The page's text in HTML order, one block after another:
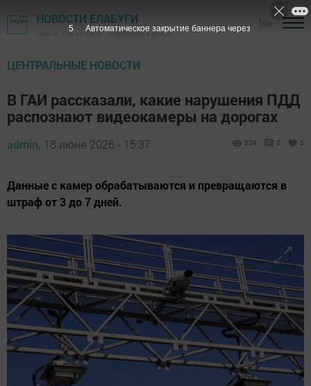
НОВОСТИ ЕЛАБУГИ
Газета "Новая Кама" - Елабужский район
ЦЕНТРАЛЬНЫЕ НОВОСТИ
В ГАИ рассказали, какие нарушения ПДД
распознают видеокамеры на дорогах
admin, 18 июня 2026 - 15:37 329 0 0
Данные с камер обрабатываются и превращаются в
штраф от 3 до 7 дней.
3 Автоматическое закрытие баннера через